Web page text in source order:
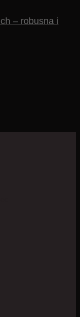
– robusna i